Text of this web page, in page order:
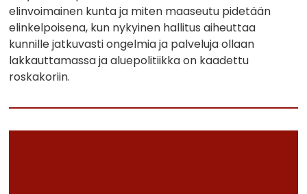
elinvoimainen kunta ja miten maaseutu pidetään
elinkelpoisena, kun nykyinen hallitus aiheuttaa
kunnille jatkuvasti ongelmia ja palveluja ollaan
lakkauttamassa ja aluepolitiikka on kaadettu
roskakoriin.